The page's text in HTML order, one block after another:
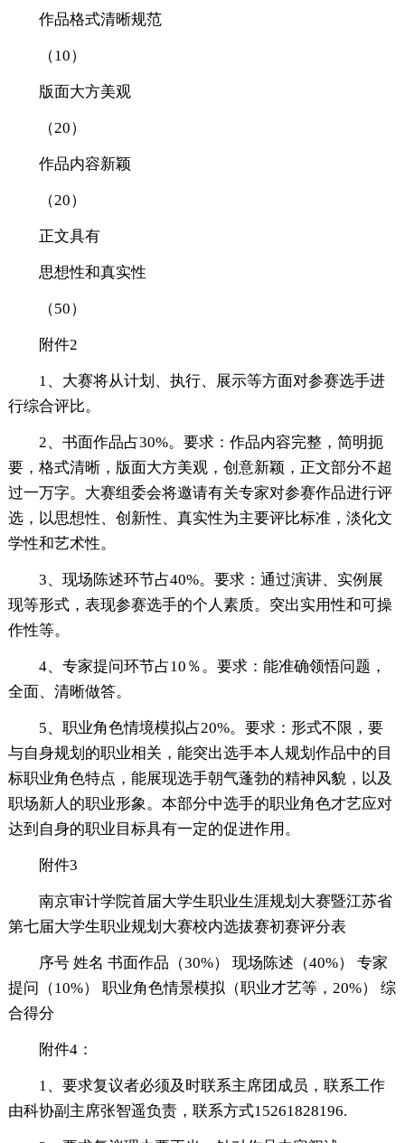
作品格式清晰规范
（10）
版面大方美观
（20）
作品内容新颖
（20）
正文具有
思想性和真实性
（50）
附件2
1、大赛将从计划、执行、展示等方面对参赛选手进
行综合评比。
2、书面作品占30%。要求：作品内容完整，简明扼
要，格式清晰，版面大方美观，创意新颖，正文部分不超
过一万字。大赛组委会将邀请有关专家对参赛作品进行评
选，以思想性、创新性、真实性为主要评比标准，淡化文
学性和艺术性。
3、现场陈述环节占40%。要求：通过演讲、实例展
现等形式，表现参赛选手的个人素质。突出实用性和可操
作性等。
4、专家提问环节占10％。要求：能准确领悟问题，
全面、清晰做答。
5、职业角色情境模拟占20%。要求：形式不限，要
与自身规划的职业相关，能突出选手本人规划作品中的目
标职业角色特点，能展现选手朝气蓬勃的精神风貌，以及
职场新人的职业形象。本部分中选手的职业角色才艺应对
达到自身的职业目标具有一定的促进作用。
附件3
南京审计学院首届大学生职业生涯规划大赛暨江苏省
第七届大学生职业规划大赛校内选拔赛初赛评分表
序号 姓名 书面作品（30%） 现场陈述（40%） 专家
提问（10%） 职业角色情景模拟（职业才艺等，20%） 综
合得分
附件4：
1、要求复议者必须及时联系主席团成员，联系工作
由科协副主席张智遥负责，联系方式15261828196.